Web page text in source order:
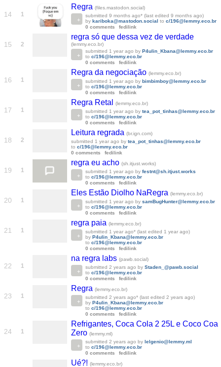
14 1
Regra (files.mastodon.social)
submitted 9 months ago* (last edited 9 months ago)
by kariboka@mastodon.social to c/196@lemmy.eco.br
0 comments
fedilink
15 2
regra só que dessa vez de verdade
(lemmy.eco.br)
submitted 1 year ago by P4ulin_Kbana@lemmy.eco.br
to c/196@lemmy.eco.br
0 comments
fedilink
16 1
Regra da negociação (lemmy.eco.br)
submitted 1 year ago by bimbimboy@lemmy.eco.br
to c/196@lemmy.eco.br
0 comments
fedilink
17 1
Regra Retal
(lemmy.eco.br)
submitted 1 year ago by tea_pot_tinhas@lemmy.eco.br
to c/196@lemmy.eco.br
0 comments
fedilink
18 2
Leitura regrada (br.ign.com)
submitted 1 year ago by tea_pot_tinhas@lemmy.eco.br
to c/196@lemmy.eco.br
0 comments
fedilink
19 1
regra eu acho (sh.itjust.works)
submitted 1 year ago by festnt@sh.itjust.works
to c/196@lemmy.eco.br
0 comments
fedilink
20 1
Eles Estão Diolho NaRegra (lemmy.eco.br)
submitted 1 year ago by samBugHunter@lemmy.eco.br
to c/196@lemmy.eco.br
0 comments
fedilink
21 1
regra paia (lemmy.eco.br)
submitted 1 year ago* (last edited 1 year ago)
by P4ulin_Kbana@lemmy.eco.br
to c/196@lemmy.eco.br
0 comments
fedilink
22 1
na regra labs (pawb.social)
submitted 2 years ago by Staden_@pawb.social
to c/196@lemmy.eco.br
0 comments
fedilink
23 1
Regra (lemmy.eco.br)
submitted 2 years ago* (last edited 2 years ago)
by P4ulin_Kbana@lemmy.eco.br
to c/196@lemmy.eco.br
0 comments
fedilink
24 1
Refrigantes, Coca Cola 2 25L e Coco Coa
Zero (lemmy.ml)
submitted 2 years ago by lelgenio@lemmy.ml
to c/196@lemmy.eco.br
0 comments
fedilink
Ué?! (lemmy.eco.br)